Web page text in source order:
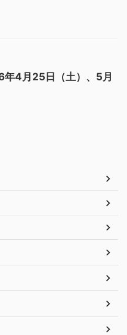
4月25日（土）、5月